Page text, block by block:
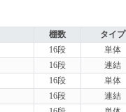
棚数 タイプ
16段 単体
16段 連結
16段 単体
16段 連結